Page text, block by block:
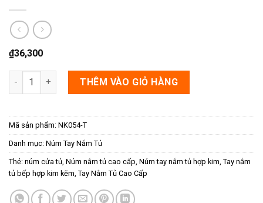
₫36,300
Núm nắm tủ màu trắng NK054-T số lượng
THÊM VÀO GIỎ HÀNG
Mã sản phẩm: NK054-T
Danh mục: Núm Tay Nắm Tủ
Thẻ: núm cửa tủ Núm nắm tủ cao cấp Núm tay nắm tủ hợp kim Tay nắm
tủ bếp hợp kim kẽm Tay Nắm Tủ Cao Cấp